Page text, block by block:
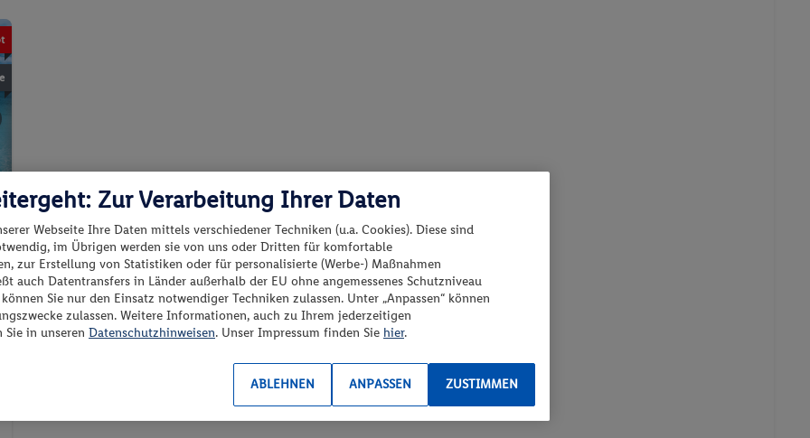
Zur Verarbeitung Ihrer Daten
Webseite Ihre Daten mittels verschiedener Techniken (u.a. Cookies). Diese sind
im Übrigen werden sie von uns oder Dritten für komfortable
zur Erstellung von Statistiken oder für personalisierte (Werbe-) Maßnahmen
auch Datentransfers in Länder außerhalb der EU ohne angemessenes Schutzniveau
Sie nur den Einsatz notwendiger Techniken zulassen. Unter „Anpassen“ können
zulassen. Weitere Informationen, auch zu Ihrem jederzeitigen
in unseren Datenschutzhinweisen. Unser Impressum finden Sie hier.
ZUSTIMMEN
ANPASSEN
ABLEHNEN